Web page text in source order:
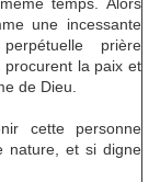
une incessante
prière
procurent la paix et
de Dieu.
cette personne
nature, et si digne